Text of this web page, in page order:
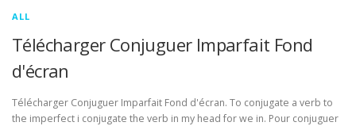
ALL
Télécharger Conjuguer Imparfait Fond
d'écran
Télécharger Conjuguer Imparfait Fond d'écran. To conjugate a verb to
the imperfect i conjugate the verb in my head for we in. Pour conjuguer